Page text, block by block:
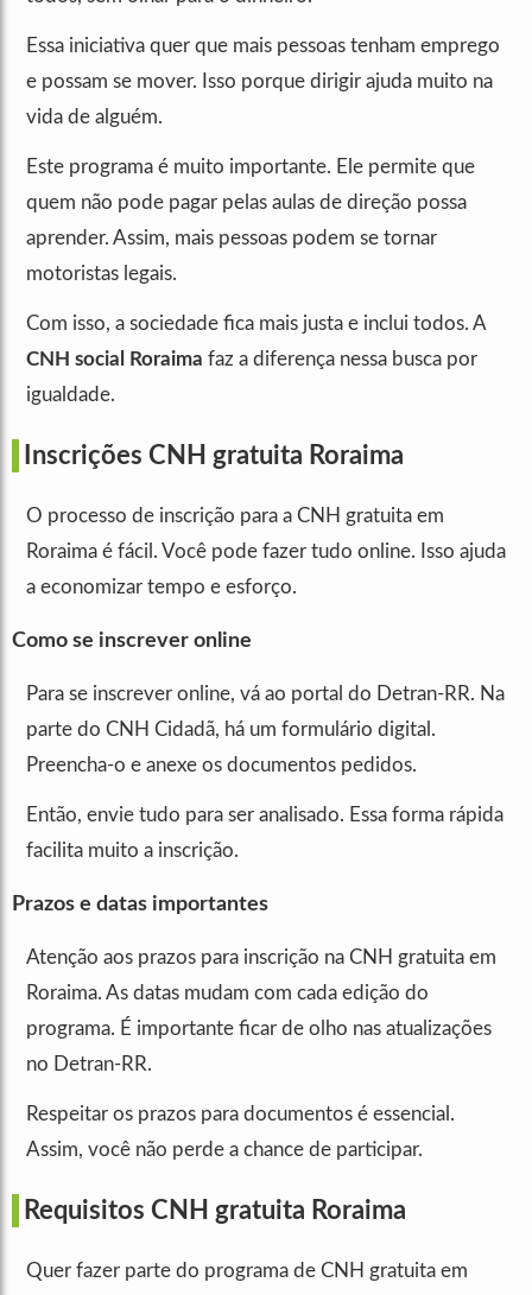
Essa iniciativa quer que mais pessoas tenham emprego
e possam se mover. Isso porque dirigir ajuda muito na
vida de alguém.
Este programa é muito importante. Ele permite que
quem não pode pagar pelas aulas de direção possa
aprender. Assim, mais pessoas podem se tornar
motoristas legais.
Com isso, a sociedade fica mais justa e inclui todos. A
CNH social Roraima faz a diferença nessa busca por
igualdade.
Inscrições CNH gratuita Roraima
O processo de inscrição para a CNH gratuita em
Roraima é fácil. Você pode fazer tudo online. Isso ajuda
a economizar tempo e esforço.
Como se inscrever online
Para se inscrever online, vá ao portal do Detran-RR. Na
parte do CNH Cidadã, há um formulário digital.
Preencha-o e anexe os documentos pedidos.
Então, envie tudo para ser analisado. Essa forma rápida
facilita muito a inscrição.
Prazos e datas importantes
Atenção aos prazos para inscrição na CNH gratuita em
Roraima. As datas mudam com cada edição do
programa. É importante ficar de olho nas atualizações
no Detran-RR.
Respeitar os prazos para documentos é essencial.
Assim, você não perde a chance de participar.
Requisitos CNH gratuita Roraima
Quer fazer parte do programa de CNH gratuita em